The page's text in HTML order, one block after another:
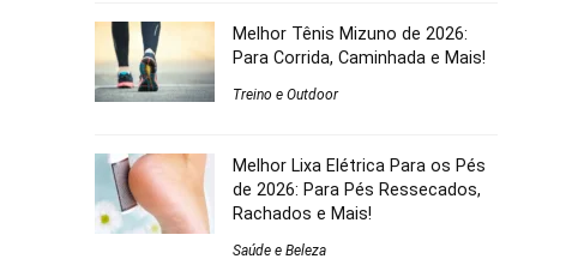
Melhor Tênis Mizuno de 2026:
Para Corrida, Caminhada e Mais!
Treino e Outdoor
Melhor Lixa Elétrica Para os Pés
de 2026: Para Pés Ressecados,
Rachados e Mais!
Saúde e Beleza